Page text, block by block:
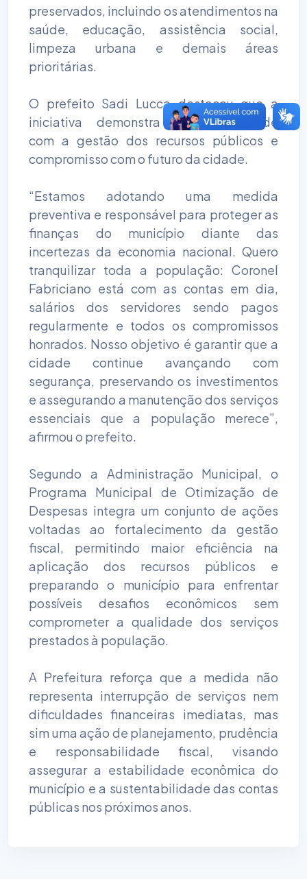
preservados, incluindo os atendimentos na
saúde, educação, assistência social,
limpeza urbana e demais áreas
prioritárias.
O prefeito Sadi Lucca destacou que a
iniciativa demonstra responsabilidade
com a gestão dos recursos públicos e
compromisso com o futuro da cidade.
“Estamos adotando uma medida
preventiva e responsável para proteger as
finanças do município diante das
incertezas da economia nacional. Quero
tranquilizar toda a população: Coronel
Fabriciano está com as contas em dia,
salários dos servidores sendo pagos
regularmente e todos os compromissos
honrados. Nosso objetivo é garantir que a
cidade continue avançando com
segurança, preservando os investimentos
e assegurando a manutenção dos serviços
essenciais que a população merece”,
afirmou o prefeito.
Segundo a Administração Municipal, o
Programa Municipal de Otimização de
Despesas integra um conjunto de ações
voltadas ao fortalecimento da gestão
fiscal, permitindo maior eficiência na
aplicação dos recursos públicos e
preparando o município para enfrentar
possíveis desafios econômicos sem
comprometer a qualidade dos serviços
prestados à população.
A Prefeitura reforça que a medida não
representa interrupção de serviços nem
dificuldades financeiras imediatas, mas
sim uma ação de planejamento, prudência
e responsabilidade fiscal, visando
assegurar a estabilidade econômica do
município e a sustentabilidade das contas
públicas nos próximos anos.